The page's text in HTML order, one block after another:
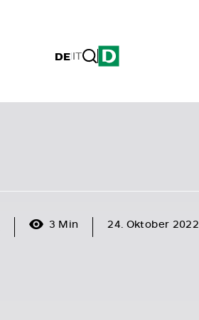
DE|IT
3 Min 24. Oktober 2022